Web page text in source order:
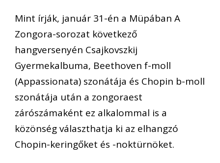
Mint írják, január 31-én a Müpában A
Zongora-sorozat következő
hangversenyén Csajkovszkij
Gyermekalbuma, Beethoven f-moll
(Appassionata) szonátája és Chopin b-moll
szonátája után a zongoraest
zárószámaként ez alkalommal is a
közönség választhatja ki az elhangzó
Chopin-keringőket és -noktürnöket.